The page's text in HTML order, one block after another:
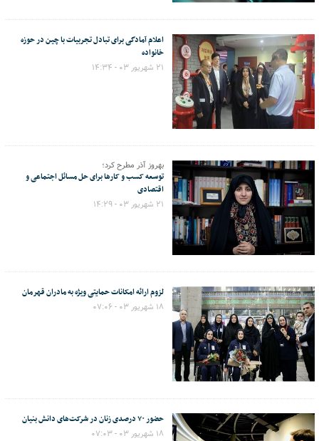
اعلام آمادگی برای تبادل تجربیات با چین در حوزه
خانواده
۲۱ شهریور ۰۳ - ۱۴:۳۴
بهروز آذر مطرح کرد؛
توسعه کسب و کارها برای حل مسائل اجتماعی و
اقتصادی
۲۱ شهریور ۰۳ - ۱۴:۲۹
لزوم ارائه امکانات حمایتی ویژه به مادران قهرمان
۱۸ شهریور ۰۳ - ۰۷:۰۶
حضور ۷۰ درصدی زنان در شرکت‌های دانش بنیان
۱۸ شهریور ۰۳ - ۰۷:۰۳